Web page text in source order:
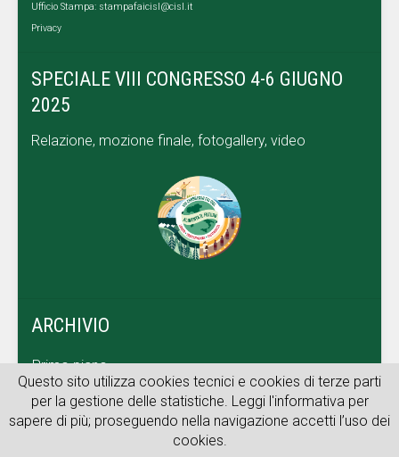
Ufficio Stampa: stampafaicisl@cisl.it
Privacy
SPECIALE VIII CONGRESSO 4-6 GIUGNO
2025
Relazione, mozione finale, fotogallery, video
ARCHIVIO
Primo piano
Dal territorio
Archivio web
Questo sito utilizza cookies tecnici e cookies di terze parti
per la gestione delle statistiche. Leggi l'informativa per
sapere di più; proseguendo nella navigazione accetti l’uso dei
cookies.